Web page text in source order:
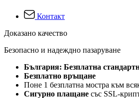
Контакт
Доказано качество
Безопасно и надеждно пазаруване
България: Безплатна
Безплатно връщане
Поне 1 безплатна мостра към
Сигурно плащане със SSL-